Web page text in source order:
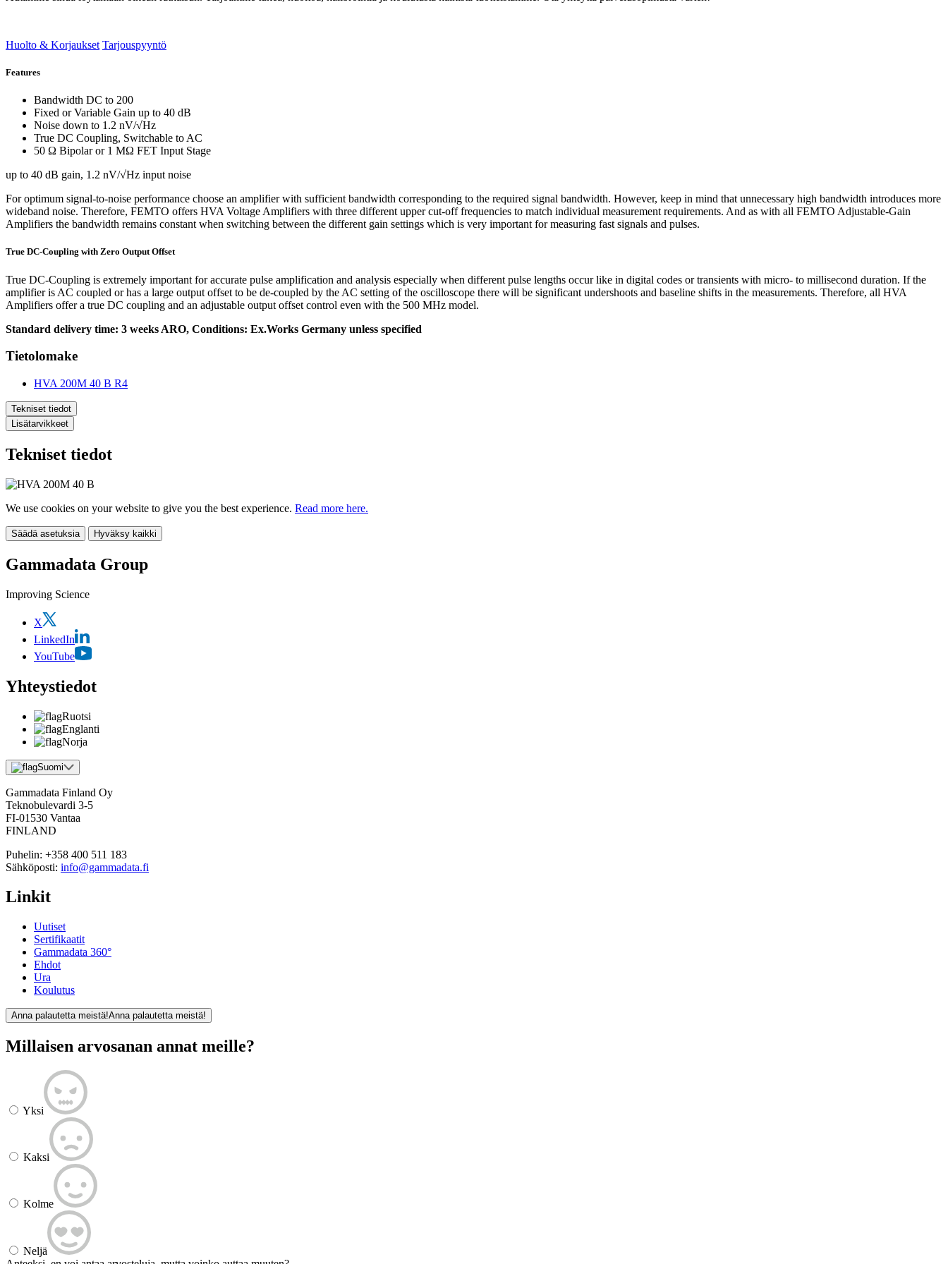
Huolto & Korjaukset Tarjouspyyntö
Features
Bandwidth DC to 200
Fixed or Variable Gain up to 40 dB
Noise down to 1.2 nV/√Hz
True DC Coupling, Switchable to AC
50 Ω Bipolar or 1 MΩ FET Input Stage
up to 40 dB gain, 1.2 nV/√Hz input noise
For optimum signal-to-noise performance choose an amplifier with sufficient bandwidth corresponding to the required signal bandwidth. However, keep in mind that unnecessary high bandwidth introduces more
wideband noise. Therefore, FEMTO offers HVA Voltage Amplifiers with three different upper cut-off frequencies to match individual measurement requirements. And as with all FEMTO Adjustable-Gain
Amplifiers the bandwidth remains constant when switching between the different gain settings which is very important for measuring fast signals and pulses.
True DC-Coupling with Zero Output Offset
True DC-Coupling is extremely important for accurate pulse amplification and analysis especially when different pulse lengths occur like in digital codes or transients with micro- to millisecond duration. If the
amplifier is AC coupled or has a large output offset to be de-coupled by the AC setting of the oscilloscope there will be significant undershoots and baseline shifts in the measurements. Therefore, all HVA
Amplifiers offer a true DC coupling and an adjustable output offset control even with the 500 MHz model.
Standard delivery time: 3 weeks ARO, Conditions: Ex.Works Germany unless specified
Tietolomake
HVA 200M 40 B R4
Tekniset tiedot
Lisätarvikkeet
Tekniset tiedot
We use cookies on your website to give you the best experience. Read more here.
Säädä asetuksia Hyväksy kaikki
Gammadata Group
Improving Science
X
LinkedIn
YouTube
Yhteystiedot
Ruotsi
Englanti
Norja
Suomi
Gammadata Finland Oy
Teknobulevardi 3-5
FI-01530 Vantaa
FINLAND
Puhelin: +358 400 511 183
Sähköposti: info@gammadata.fi
Linkit
Uutiset
Sertifikaatit
Gammadata 360°
Ehdot
Ura
Koulutus
Anna palautetta meistä!Anna palautetta meistä!
Millaisen arvosanan annat meille?
Yksi
Kaksi
Kolme
Neljä